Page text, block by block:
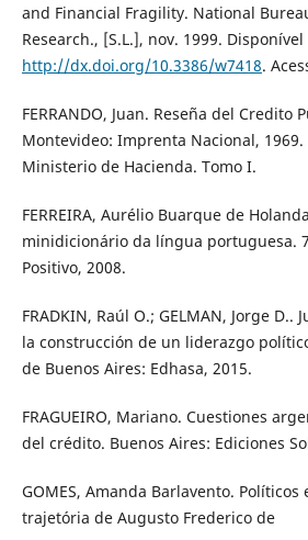
and Financial Fragility. National
Research., [S.L.], nov. 1999. Disponível
http://dx.doi.org/10.3386/w7418.
FERRANDO, Juan. Reseña del Credito
Montevideo: Imprenta Nacional,
Ministerio de Hacienda. Tomo I.
FERREIRA, Aurélio Buarque de
minidicionário da língua portuguesa.
Positivo, 2008.
FRADKIN, Raúl O.; GELMAN, Jorge D..
la construcción de un liderazgo
de Buenos Aires: Edhasa, 2015.
FRAGUEIRO, Mariano. Cuestiones
del crédito. Buenos Aires: Ediciones
GOMES, Amanda Barlavento. Políticos
trajetória de Augusto Frederico de